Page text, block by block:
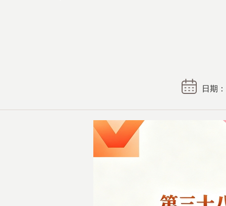
日期